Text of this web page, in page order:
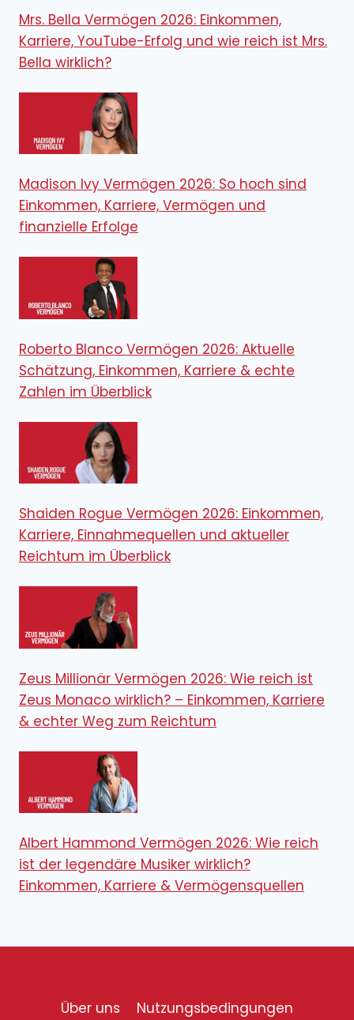
Mrs. Bella Vermögen 2026: Einkommen,
Karriere, YouTube-Erfolg und wie reich ist Mrs.
Bella wirklich?
Madison Ivy Vermögen 2026: So hoch sind
Einkommen, Karriere, Vermögen und
finanzielle Erfolge
Roberto Blanco Vermögen 2026: Aktuelle
Schätzung, Einkommen, Karriere & echte
Zahlen im Überblick
Shaiden Rogue Vermögen 2026: Einkommen,
Karriere, Einnahmequellen und aktueller
Reichtum im Überblick
Zeus Millionär Vermögen 2026: Wie reich ist
Zeus Monaco wirklich? – Einkommen, Karriere
& echter Weg zum Reichtum
Albert Hammond Vermögen 2026: Wie reich
ist der legendäre Musiker wirklich?
Einkommen, Karriere & Vermögensquellen
Über uns Nutzungsbedingungen